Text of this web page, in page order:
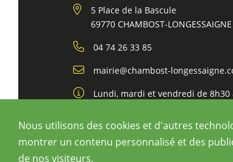
5 Place de la Bascule
69770 CHAMBOST-LONGESSAIGNE
04 74 26 33 85
mairie@chambost-
Lundi, mardi et vendredi de 8h30
Nous utilisons des cookies et d'autres
montrer un contenu personnalisé et des
de nos visiteurs.